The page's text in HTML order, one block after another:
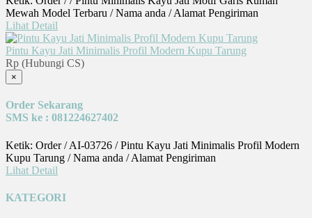
Mewah Model Terbaru / Nama anda / Alamat Pengiriman
Lihat Detail
Pintu Kayu Jati Minimalis Profil Modern Kupu Tarung
Rp (Hubungi CS)
×
Order Sekarang
SMS ke : 081224627402
Ketik: Order / AI-03726 / Pintu Kayu Jati Minimalis Profil Modern
Kupu Tarung / Nama anda / Alamat Pengiriman
Lihat Detail
KATEGORI